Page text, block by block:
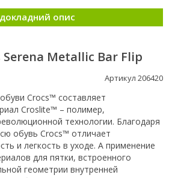
докладний опис
Serena Metallic Bar Flip
Артикул 206420
Crocs™ составляет
Croslite™ – полимер,
технологии. Благодаря
обувь Crocs™ отличает
и легкость в уходе. А применение
для пятки, встроенного
геометрии внутренней